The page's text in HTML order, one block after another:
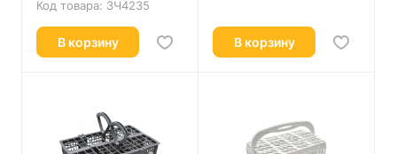
Код товара: ЗЧ4235
В корзину В корзину